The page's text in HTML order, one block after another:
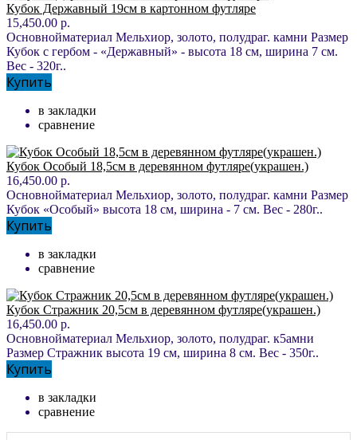
Кубок Державный 19см в картонном футляре
15,450.00 р.
Основнойматериал Мельхиор, золото, полудраг. камни Размер
Кубок с гербом - «Державный» - высота 18 см, ширина 7 см.
Вес - 320г..
Купить
в закладки
сравнение
Кубок Особый 18,5см в деревянном футляре(украшен.)
16,450.00 р.
Основнойматериал Мельхиор, золото, полудраг. камни Размер
Кубок «Особый» высота 18 см, ширина - 7 см. Вес - 280г..
Купить
в закладки
сравнение
Кубок Стражник 20,5см в деревянном футляре(украшен.)
16,450.00 р.
Основнойматериал Мельхиор, золото, полудраг. к5амни
Размер Стражник высота 19 см, ширина 8 см. Вес - 350г..
Купить
в закладки
сравнение